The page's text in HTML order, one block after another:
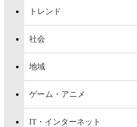
トレンド
社会
地域
ゲーム・アニメ
IT・インターネット